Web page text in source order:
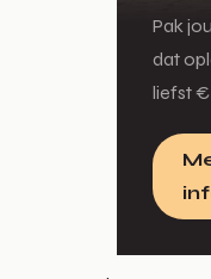
Pak
dat
liefst €